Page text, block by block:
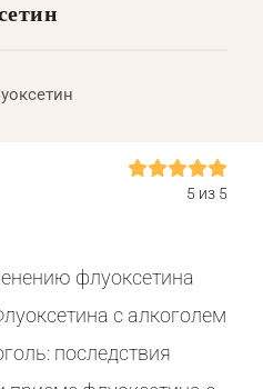
5 из 5
флуоксетина
с алкоголем
последствия